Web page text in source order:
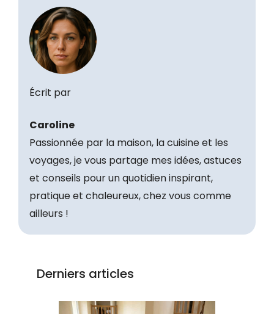
Écrit par
Caroline
Passionnée par la maison, la cuisine et les
voyages, je vous partage mes idées, astuces
et conseils pour un quotidien inspirant,
pratique et chaleureux, chez vous comme
ailleurs !
Derniers articles